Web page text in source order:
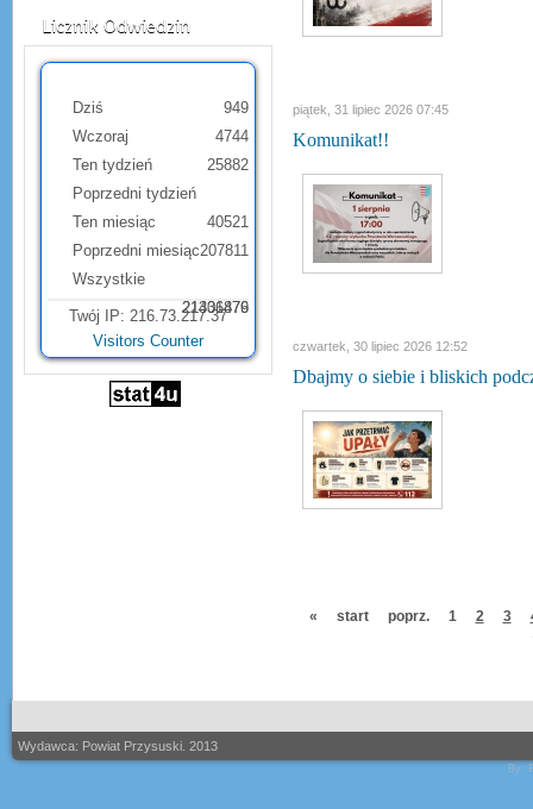
Licznik Odwiedzin
Dziś
Wczoraj
Ten tydzień
Poprzedni tydzień
Ten miesiąc
Poprzedni miesiąc
Wszystkie
949
4744
25882
21331879
40521
207811
21406476
Twój IP: 216.73.217.37
Visitors Counter
piątek, 31 lipiec 2026 07:45
Komunikat!!
czwartek, 30 lipiec 2026 12:52
Dbajmy o siebie i bliskich
« start poprz. 1 2 3
Wydawca: Powiat Przysuski. 2013
By: